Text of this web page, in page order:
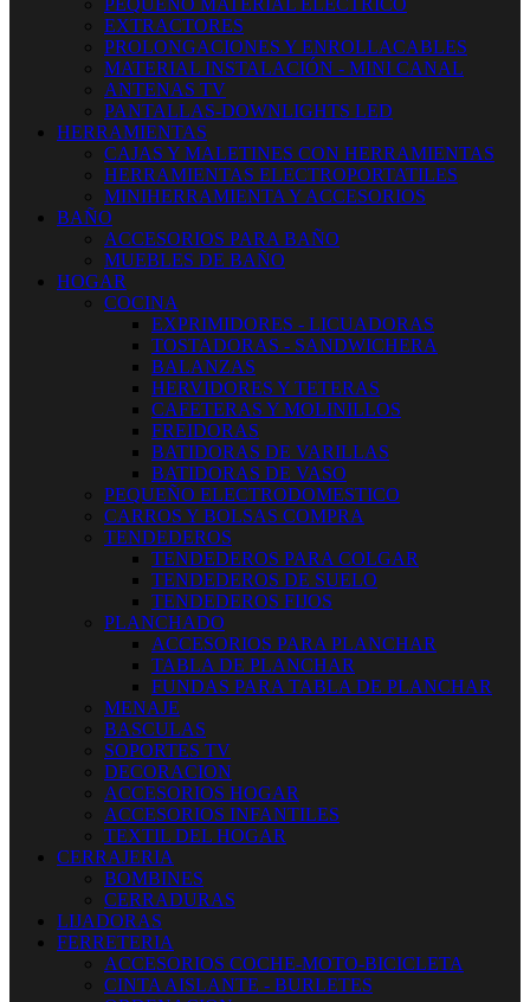
PEQUEÑO MATERIAL ELECTRICO
EXTRACTORES
PROLONGACIONES Y ENROLLACABLES
MATERIAL INSTALACIÓN - MINI CANAL
ANTENAS TV
PANTALLAS-DOWNLIGHTS LED
HERRAMIENTAS
CAJAS Y MALETINES CON HERRAMIENTAS
HERRAMIENTAS ELECTROPORTATILES
MINIHERRAMIENTA Y ACCESORIOS
BAÑO
ACCESORIOS PARA BAÑO
MUEBLES DE BAÑO
HOGAR
COCINA
EXPRIMIDORES - LICUADORAS
TOSTADORAS - SANDWICHERA
BALANZAS
HERVIDORES Y TETERAS
CAFETERAS Y MOLINILLOS
FREIDORAS
BATIDORAS DE VARILLAS
BATIDORAS DE VASO
PEQUEÑO ELECTRODOMESTICO
CARROS Y BOLSAS COMPRA
TENDEDEROS
TENDEDEROS PARA COLGAR
TENDEDEROS DE SUELO
TENDEDEROS FIJOS
PLANCHADO
ACCESORIOS PARA PLANCHAR
TABLA DE PLANCHAR
FUNDAS PARA TABLA DE PLANCHAR
MENAJE
BASCULAS
SOPORTES TV
DECORACION
ACCESORIOS HOGAR
ACCESORIOS INFANTILES
TEXTIL DEL HOGAR
CERRAJERIA
BOMBINES
CERRADURAS
LIJADORAS
FERRETERIA
ACCESORIOS COCHE-MOTO-BICICLETA
CINTA AISLANTE - BURLETES